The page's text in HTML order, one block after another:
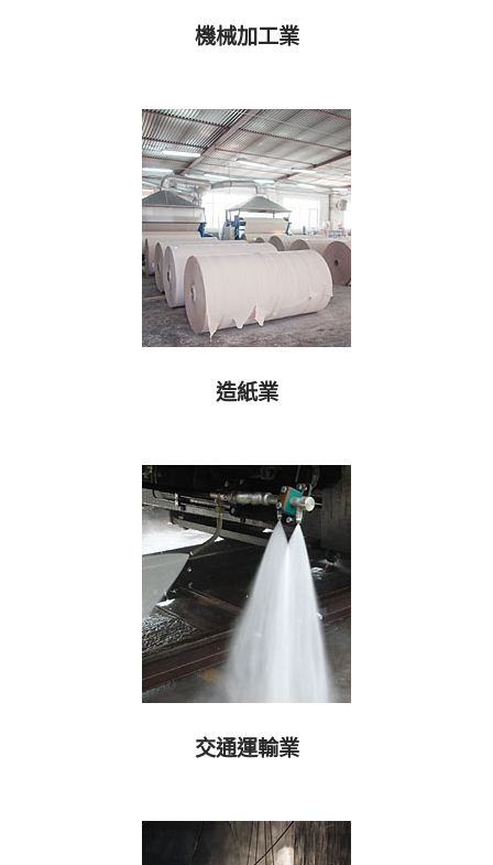
機械加工業
造紙業
交通運輸業